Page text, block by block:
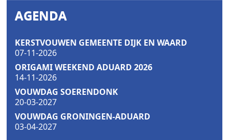
AGENDA
KERSTVOUWEN GEMEENTE DIJK EN WAARD
07-11-2026
ORIGAMI WEEKEND ADUARD 2026
14-11-2026
VOUWDAG SOERENDONK
20-03-2027
VOUWDAG GRONINGEN-ADUARD
03-04-2027